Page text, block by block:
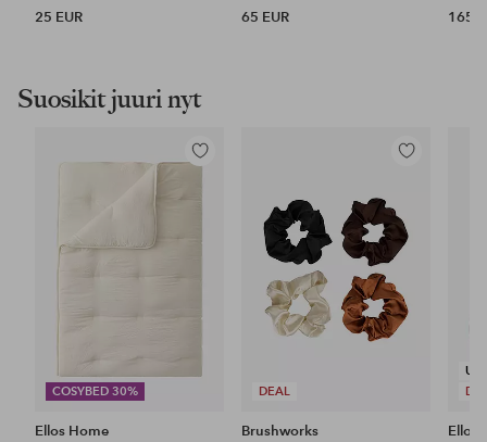
25 EUR
65 EUR
165
Suosikit juuri nyt
COSYBED 30%
Lisää
Ellos Home
DEAL
Lisää
Brushworks
Ellos